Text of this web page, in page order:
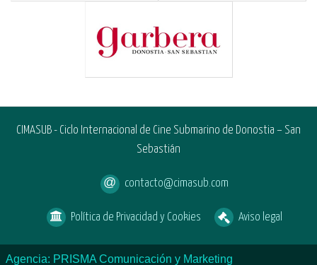
CIMASUB - Ciclo Internacional de Cine Submarino de Donostia – San
Sebastián
contacto@cimasub.com
Política de Privacidad y Cookies Aviso legal
Agencia: PRISMA Comunicación y Marketing